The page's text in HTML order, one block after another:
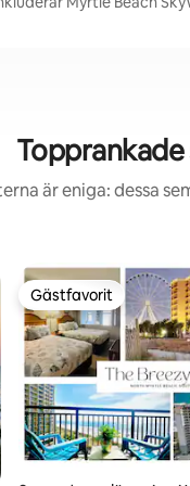
är eniga: dessa
Gästfavorit
Gästfavorit